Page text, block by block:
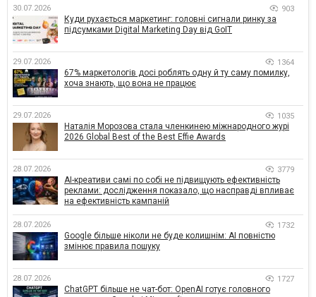
30.07.2026 903
Куди рухається маркетинг: головні сигнали ринку за
підсумками Digital Marketing Day від GoIT
29.07.2026 1364
67% маркетологів досі роблять одну й ту саму помилку,
хоча знають, що вона не працює
29.07.2026 1035
Наталія Морозова стала членкинею міжнародного журі
2026 Global Best of the Best Effie Awards
28.07.2026 3779
AI-креативи самі по собі не підвищують ефективність
реклами: дослідження показало, що насправді впливає
на ефективність кампаній
28.07.2026 1732
Google більше ніколи не буде колишнім: AI повністю
змінює правила пошуку
28.07.2026 1727
ChatGPT більше не чат-бот: OpenAI готує головного